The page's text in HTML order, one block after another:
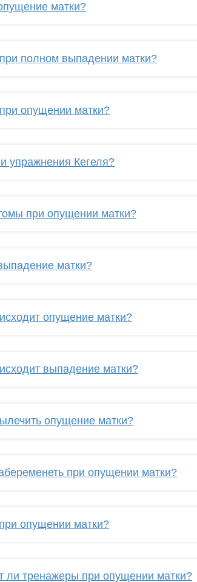
матки?
полном выпадении матки?
опущении матки?
упражнения Кегеля?
при опущении матки?
матки?
опущение матки?
выпадение матки?
опущение матки?
при опущении матки?
опущении матки?
ли тренажеры при опущении матки?